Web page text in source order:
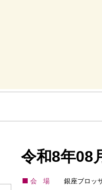
令和8年08
会場
銀座ブロッ